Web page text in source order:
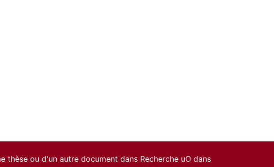
thèse ou d'un autre document dans Recherche uO dans